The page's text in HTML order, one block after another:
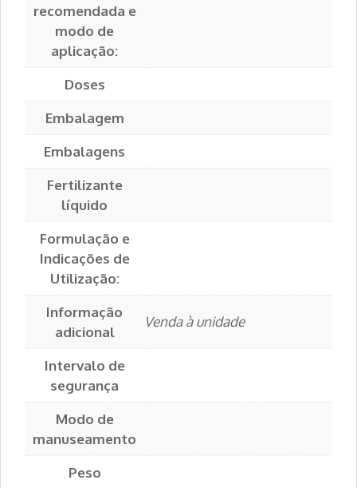
recomendada e
modo de
aplicação:
Doses
Embalagem
Embalagens
Fertilizante
líquido
Formulação e
Indicações de
Utilização:
Informação
adicional
Venda à unidade
Intervalo de
segurança
Modo de
manuseamento
Peso